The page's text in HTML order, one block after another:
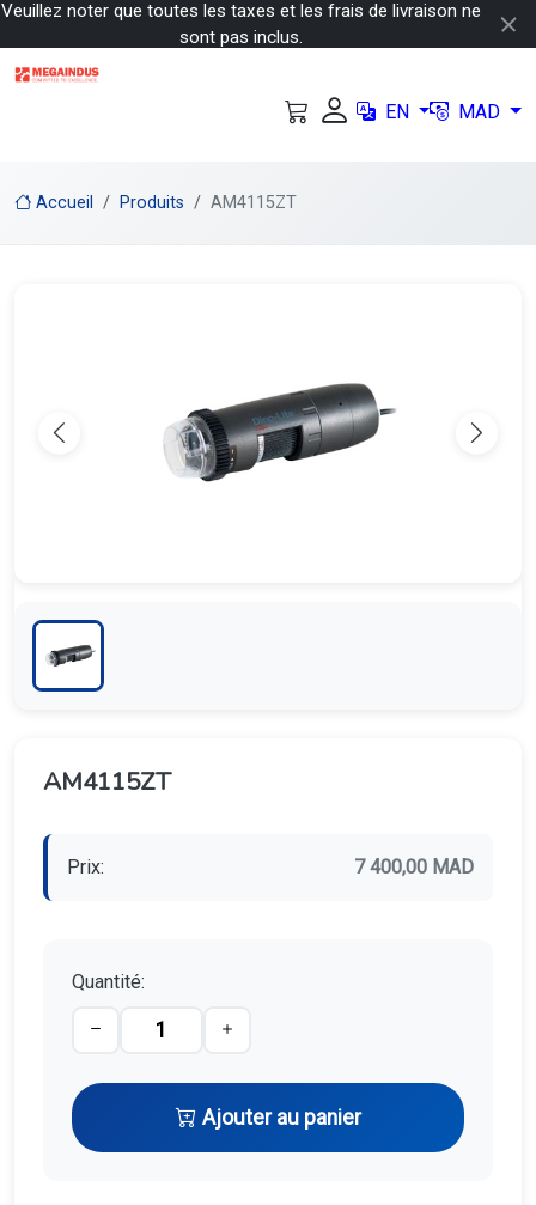
Veuillez noter que toutes les taxes et les frais de livraison ne
sont pas inclus.
EN MAD
Accueil Produits AM4115ZT
AM4115ZT
Prix: 7 400,00 MAD
Quantité:
Ajouter au panier